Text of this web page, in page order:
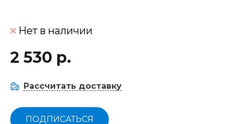
Нет в наличии
2 530 р.
Рассчитать доставку
ПОДПИСАТЬСЯ